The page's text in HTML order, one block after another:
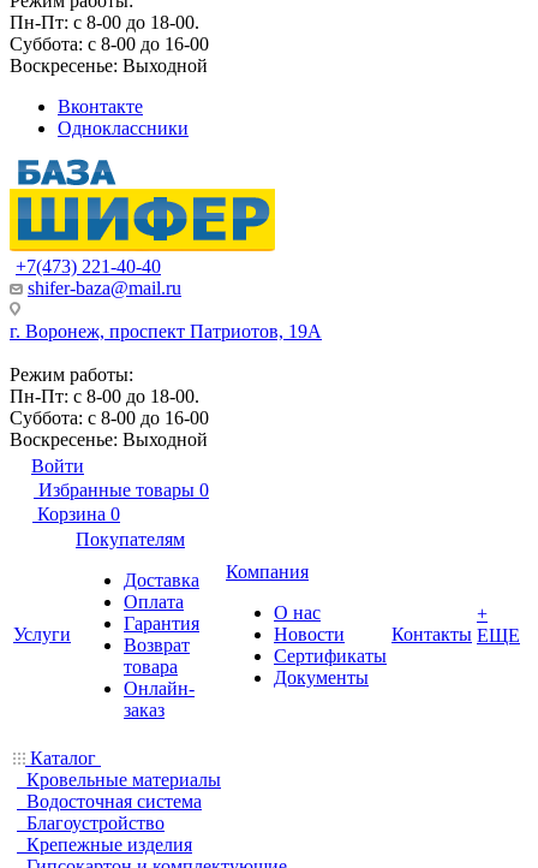
Пн-Пт: с 8-00 до 18-00.
Суббота: с 8-00 до 16-00
Воскресенье: Выходной
Вконтакте
Одноклассники
+7(473) 221-40-40
shifer-baza@mail.ru
г. Воронеж, проспект Патриотов, 19А
Режим работы:
Пн-Пт: с 8-00 до 18-00.
Суббота: с 8-00 до 16-00
Воскресенье: Выходной
Войти
Избранные товары 0
Корзина 0
Услуги
Покупателям
Доставка
Оплата
Гарантия
Возврат
товара
Онлайн-
заказ
Компания
О нас
Новости
Сертификаты
Документы
Контакты
+
ЕЩЕ
Каталог
Кровельные материалы
Водосточная система
Благоустройство
Крепежные изделия